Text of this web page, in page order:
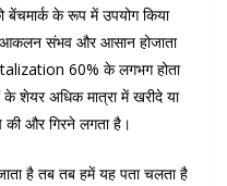
के रूप में उपयोग किया
आकलन संभव और आसान होजाता
60% के लगभग होता
शेयर अधिक मात्रा में खरीदे या
और गिरने लगता है।
है तब तब हमें यह पता चलता है